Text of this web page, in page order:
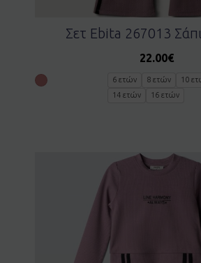
Σετ Ebita 267013
22.00€
6 ετών 8 ετών 10
14 ετών
16 ετών